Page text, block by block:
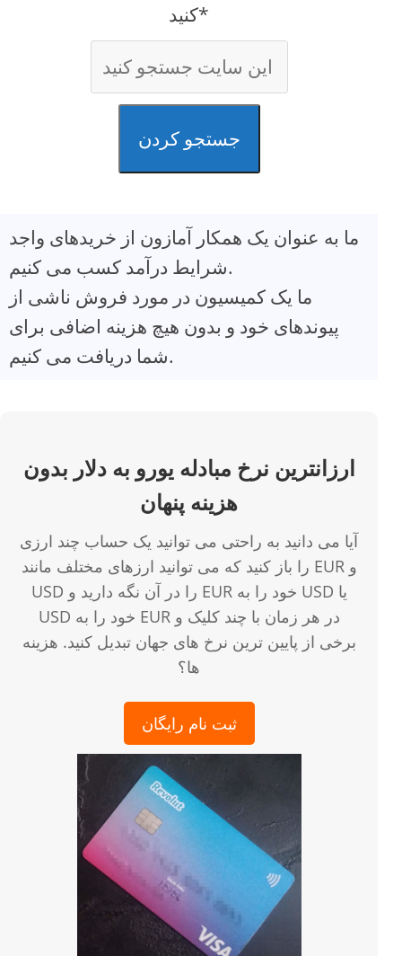
کنید*
جستجو کردن
ما به عنوان یک همکار آمازون از خریدهای واجد
شرایط درآمد کسب می کنیم.
ما یک کمیسیون در مورد فروش ناشی از
پیوندهای خود و بدون هیچ هزینه اضافی برای
شما دریافت می کنیم.
ارزانترین نرخ مبادله یورو به دلار بدون
هزینه پنهان
آیا می دانید به راحتی می توانید یک حساب چند ارزی
را باز کنید که می توانید ارزهای مختلف مانند EUR و
USD را در آن نگه دارید و EUR خود را به USD یا
USD خود را به EUR در هر زمان با چند کلیک و
برخی از پایین ترین نرخ های جهان تبدیل کنید. هزینه
ها؟
ثبت نام رایگان